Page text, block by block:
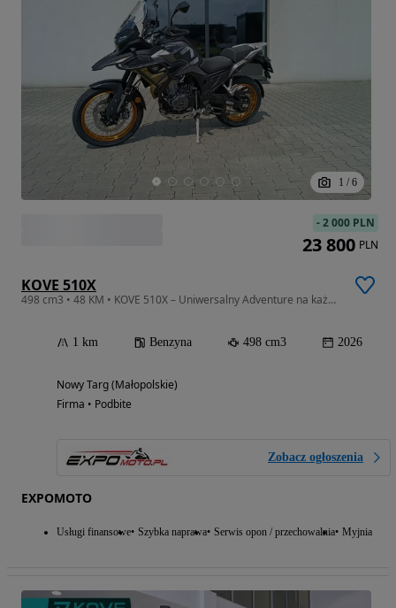
1 / 6
KOVE 510X
498 cm3 • 48 KM • KOVE 510X – Uniwersalny Adventure na każdą trasę | 48 KM | 20 l paliwa
1 km Benzyna 498 cm3 2026
Nowy Targ (Małopolskie)
Firma • Podbite
Zobacz ogłoszenia
EXPOMOTO
Usługi finansowe Szybka naprawa Serwis opon / przechowalnia Myjnia
-2 000 PLN
23 800 PLN